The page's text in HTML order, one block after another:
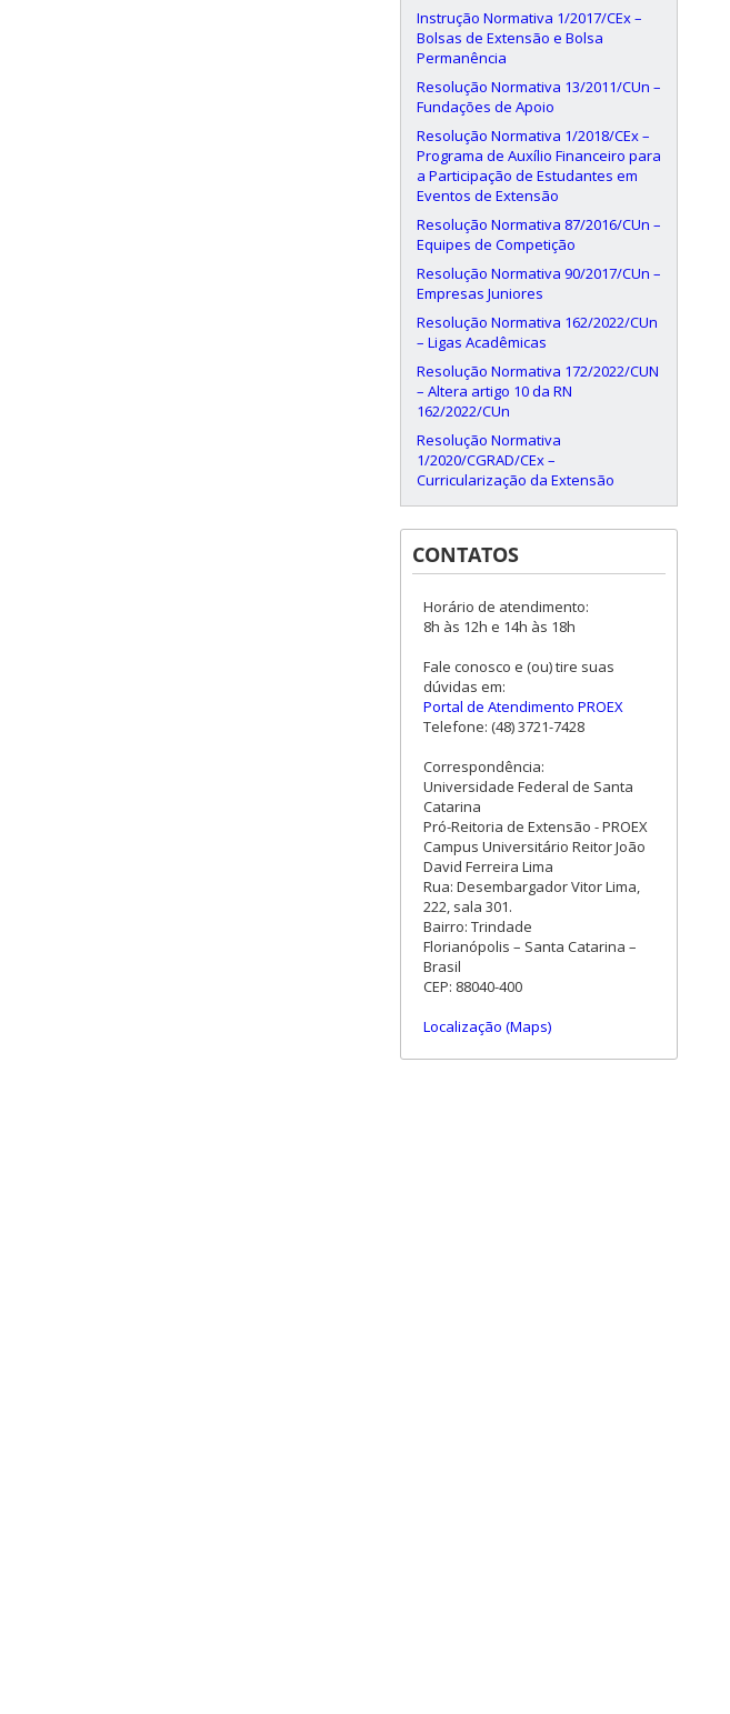
Instrução Normativa 1/2017/CEx –
Bolsas de Extensão e Bolsa
Permanência
Resolução Normativa 13/2011/CUn –
Fundações de Apoio
Resolução Normativa 1/2018/CEx –
Programa de Auxílio Financeiro para
a Participação de Estudantes em
Eventos de Extensão
Resolução Normativa 87/2016/CUn –
Equipes de Competição
Resolução Normativa 90/2017/CUn –
Empresas Juniores
Resolução Normativa 162/2022/CUn
– Ligas Acadêmicas
Resolução Normativa 172/2022/CUN
– Altera artigo 10 da RN
162/2022/CUn
Resolução Normativa
1/2020/CGRAD/CEx –
Curricularização da Extensão
CONTATOS
Horário de atendimento:
8h às 12h e 14h às 18h
Fale conosco e (ou) tire suas
dúvidas em:
Portal de Atendimento PROEX
Telefone: (48) 3721-7428
Correspondência:
Universidade Federal de Santa
Catarina
Pró-Reitoria de Extensão - PROEX
Campus Universitário Reitor João
David Ferreira Lima
Rua: Desembargador Vitor Lima,
222, sala 301.
Bairro: Trindade
Florianópolis – Santa Catarina –
Brasil
CEP: 88040-400
Localização (Maps)